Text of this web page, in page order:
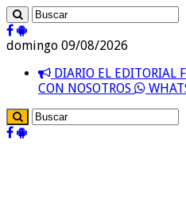
domingo 09/08/2026
DIARIO EL EDITORIAL
CON NOSOTROS